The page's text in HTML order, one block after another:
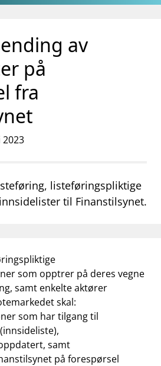
av
på
fra
listeføringspliktige
til Finanstilsynet.
som opptrer på deres vegne
samt enkelte aktører
skal:
som har tilgang til
samt
på forespørsel